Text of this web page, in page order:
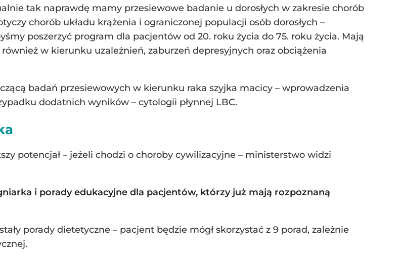
tak naprawdę mamy przesiewowe badanie u dorosłych w zakresie chorób
chorób układu krążenia i ograniczonej populacji osób dorosłych –
poszerzyć program dla pacjentów od 20. roku życia do 75. roku życia. Mają
w kierunku uzależnień, zaburzeń depresyjnych oraz obciążenia
badań przesiewowych w kierunku raka szyjka macicy – wprowadzenia
dodatnich wyników – cytologii płynnej LBC.
potencjał – jeżeli chodzi o choroby cywilizacyjne – ministerstwo widzi
i porady edukacyjne dla pacjentów, którzy już mają rozpoznaną
porady dietetyczne – pacjent będzie mógł skorzystać z 9 porad, zależnie